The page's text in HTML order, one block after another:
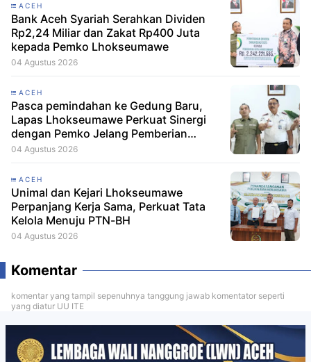
ACEH
Bank Aceh Syariah Serahkan Dividen
Rp2,24 Miliar dan Zakat Rp400 Juta
kepada Pemko Lhokseumawe
04 Agustus 2026
ACEH
Pasca pemindahan ke Gedung Baru,
Lapas Lhokseumawe Perkuat Sinergi
dengan Pemko Jelang Pemberian
Remisi HUT RI
04 Agustus 2026
ACEH
Unimal dan Kejari Lhokseumawe
Perpanjang Kerja Sama, Perkuat Tata
Kelola Menuju PTN-BH
04 Agustus 2026
Komentar
komentar yang tampil sepenuhnya tanggung jawab komentator seperti
yang diatur UU ITE